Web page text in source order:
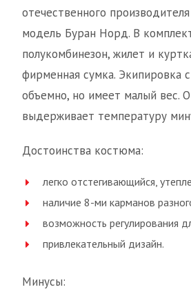
отечественного
модель Буран Норд. В
полукомбинезон, жилет и
фирменная сумка. Экипировка
объемно, но имеет малый вес.
выдерживает температуру
Достоинства костюма:
легко отстегивающийся,
наличие 8-ми карманов
возможность регулирования
привлекательный дизайн.
Минусы: